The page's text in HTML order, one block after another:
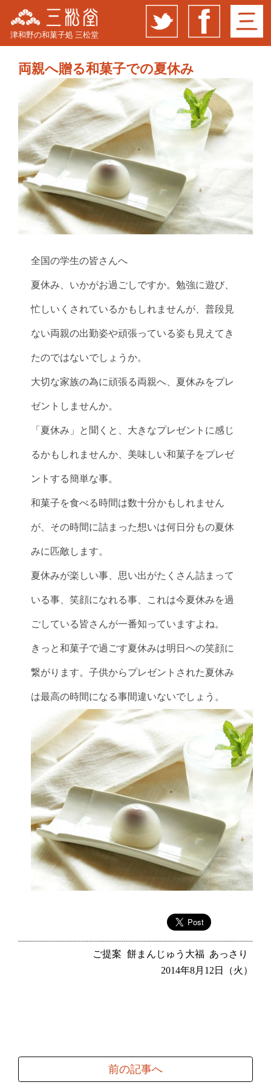
津和野の和菓子処 三松堂
両親へ贈る和菓子での夏休み
全国の学生の皆さんへ
夏休み、いかがお過ごしですか。勉強に遊び、
忙しいくされているかもしれませんが、普段見
ない両親の出勤姿や頑張っている姿も見えてき
たのではないでしょうか。
大切な家族の為に頑張る両親へ、夏休みをプレ
ゼントしませんか。
「夏休み」と聞くと、大きなプレゼントに感じ
るかもしれませんか、美味しい和菓子をプレゼ
ントする簡単な事。
和菓子を食べる時間は数十分かもしれません
が、その時間に詰まった想いは何日分もの夏休
みに匹敵します。
夏休みが楽しい事、思い出がたくさん詰まって
いる事、笑顔になれる事、これは今夏休みを過
ごしている皆さんが一番知っていますよね。
きっと和菓子で過ごす夏休みは明日への笑顔に
繋がります。子供からプレゼントされた夏休み
は最高の時間になる事間違いないでしょう。
ご提案 餅まんじゅう大福 あっさり
2014年8月12日（火）
前の記事へ